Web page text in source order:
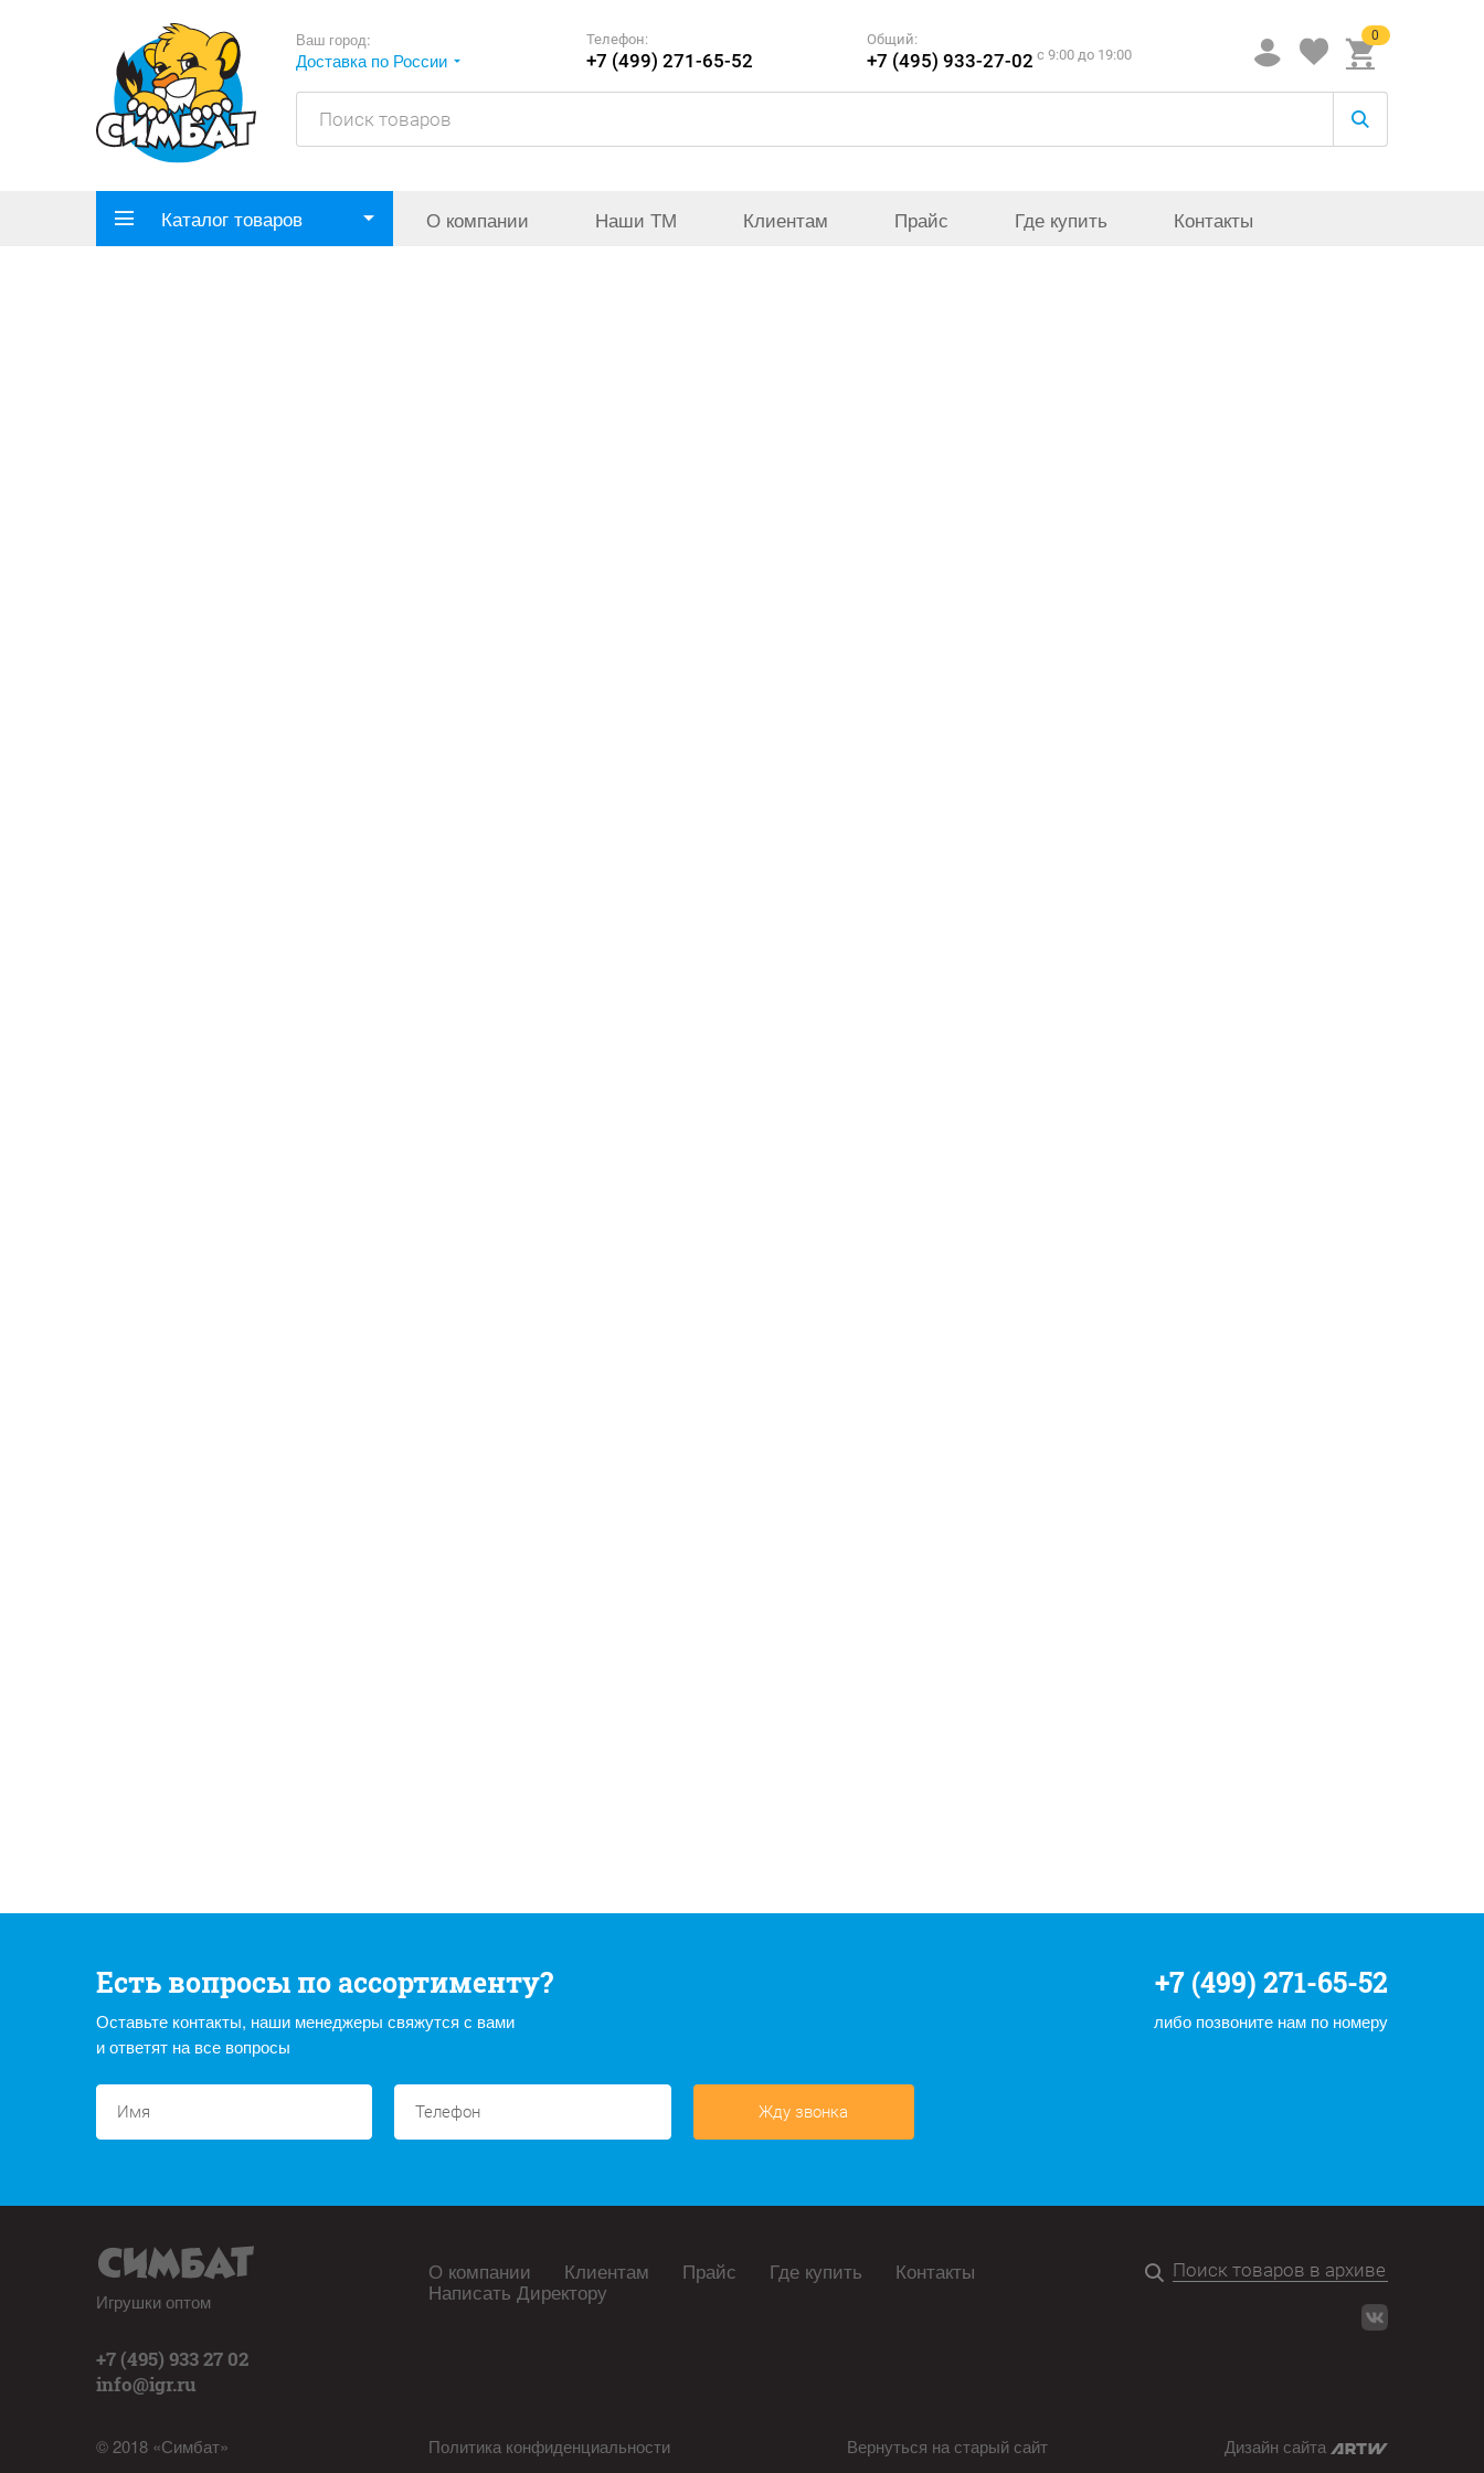
Ваш город:
Доставка по России
Телефон:
+7 (499) 271-65-52
Общий:
+7 (495) 933-27-02 c 9:00 до 19:00
0
Каталог товаров О компании Наши ТМ Клиентам Прайс Где купить Контакты
Есть вопросы по ассортименту?
Оставьте контакты, наши менеджеры свяжутся с вами
и ответят на все вопросы
+7 (499) 271-65-52
либо позвоните нам по номеру
Жду звонка
Игрушки оптом
+7 (495) 933 27 02
info@igr.ru
© 2018 «Симбат»
О компании Клиентам Прайс Где купить Контакты
Написать Директору
Политика конфиденциальности Вернуться на старый сайт Дизайн сайта